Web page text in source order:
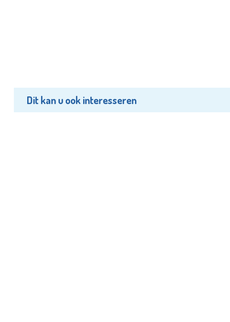
Dit kan u ook interesseren